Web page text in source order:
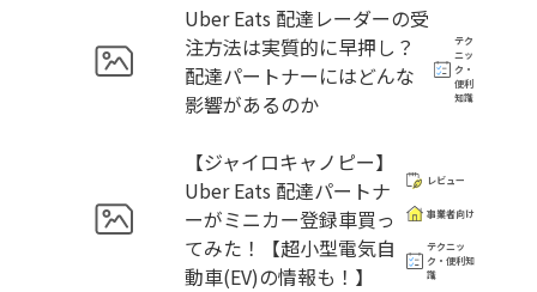
Uber Eats 配達レーダーの受
注方法は実質的に早押し？
配達パートナーにはどんな
影響があるのか
テク
ニッ
ク・
便利
知識
【ジャイロキャノピー】
Uber Eats 配達パートナ
ーがミニカー登録車買っ
てみた！【超小型電気自
動車(EV)の情報も！】
レビュー
事業者向け
テクニッ
ク・便利知
識